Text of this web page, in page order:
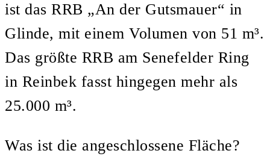
ist das RRB „An der Gutsmauer“ in
Glinde, mit einem Volumen von 51 m³.
Das größte RRB am Senefelder Ring
in Reinbek fasst hingegen mehr als
25.000 m³.
Was ist die angeschlossene Fläche?